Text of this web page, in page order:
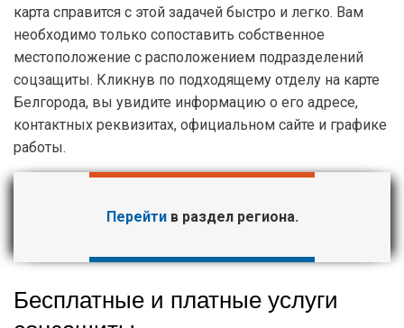
карта справится с этой задачей быстро и легко. Вам
необходимо только сопоставить собственное
местоположение с расположением подразделений
соцзащиты. Кликнув по подходящему отделу на карте
Белгорода, вы увидите информацию о его адресе,
контактных реквизитах, официальном сайте и графике
работы.
Перейтив раздел региона.
Бесплатные и платные услуги